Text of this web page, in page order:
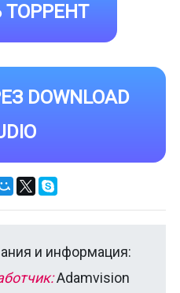
ТОРРЕНТ
DOWNLOAD
и информация:
Adamvision